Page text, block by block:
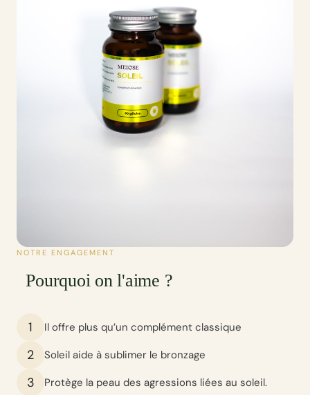
NOTRE ENGAGEMENT
Pourquoi on l'aime ?
1 Il offre plus qu’un complément classique
2 Soleil aide à sublimer le bronzage
3 Protège la peau des agressions liées au soleil.